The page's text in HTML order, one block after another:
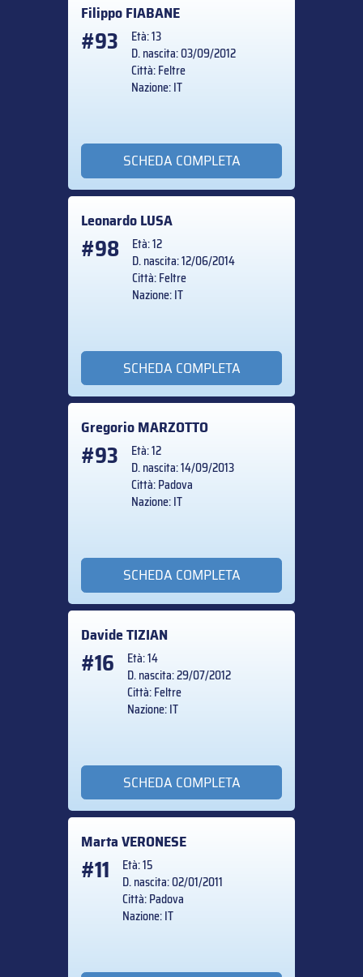
FilippoFIABANE
#93
Età: 13
D. nascita: 03/09/2012
Città: Feltre
Nazione: IT
SCHEDA COMPLETA
LeonardoLUSA
#98
Età: 12
D. nascita: 12/06/2014
Città: Feltre
Nazione: IT
SCHEDA COMPLETA
GregorioMARZOTTO
#93
Età: 12
D. nascita: 14/09/2013
Città: Padova
Nazione: IT
SCHEDA COMPLETA
DavideTIZIAN
#16
Età: 14
D. nascita: 29/07/2012
Città: Feltre
Nazione: IT
SCHEDA COMPLETA
MartaVERONESE
#11
Età: 15
D. nascita: 02/01/2011
Città: Padova
Nazione: IT